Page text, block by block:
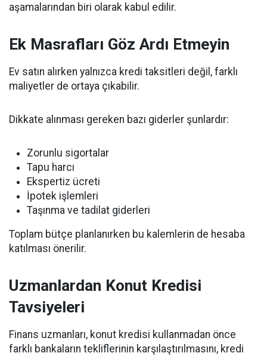
aşamalarından biri olarak kabul edilir.
Ek Masrafları Göz Ardı Etmeyin
Ev satın alırken yalnızca kredi taksitleri değil, farklı
maliyetler de ortaya çıkabilir.
Dikkate alınması gereken bazı giderler şunlardır:
Zorunlu sigortalar
Tapu harcı
Ekspertiz ücreti
İpotek işlemleri
Taşınma ve tadilat giderleri
Toplam bütçe planlanırken bu kalemlerin de hesaba
katılması önerilir.
Uzmanlardan Konut Kredisi
Tavsiyeleri
Finans uzmanları, konut kredisi kullanmadan önce
farklı bankaların tekliflerinin karşılaştırılmasını, kredi